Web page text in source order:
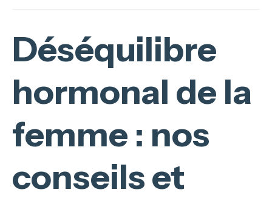
Déséquilibre
hormonal de la
femme : nos
conseils et